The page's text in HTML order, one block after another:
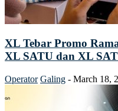
XL Tebar Promo
XL SATU dan XL
Operator Galing - March 18,